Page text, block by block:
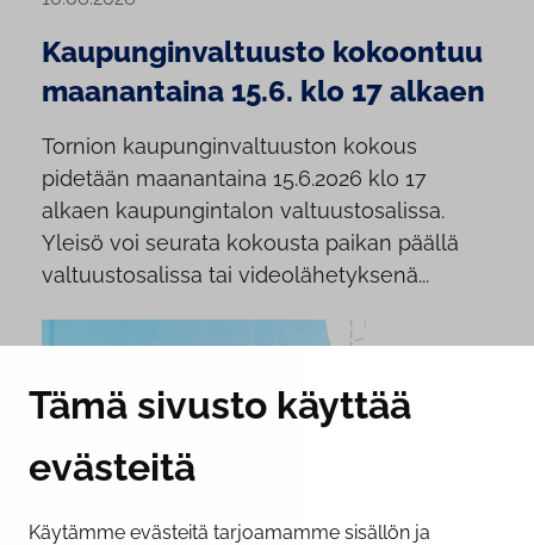
Tämä sivusto käyttää
evästeitä
Käytämme evästeitä tarjoamamme sisällön ja
Kaupunginvaltuusto kokoontuu
maanantaina 15.6. klo 17 alkaen
Tornion kaupunginvaltuuston kokous
pidetään maanantaina 15.6.2026 klo 17
alkaen kaupungintalon valtuustosalissa.
Yleisö voi seurata kokousta paikan päällä
valtuustosalissa tai videolähetyksenä...